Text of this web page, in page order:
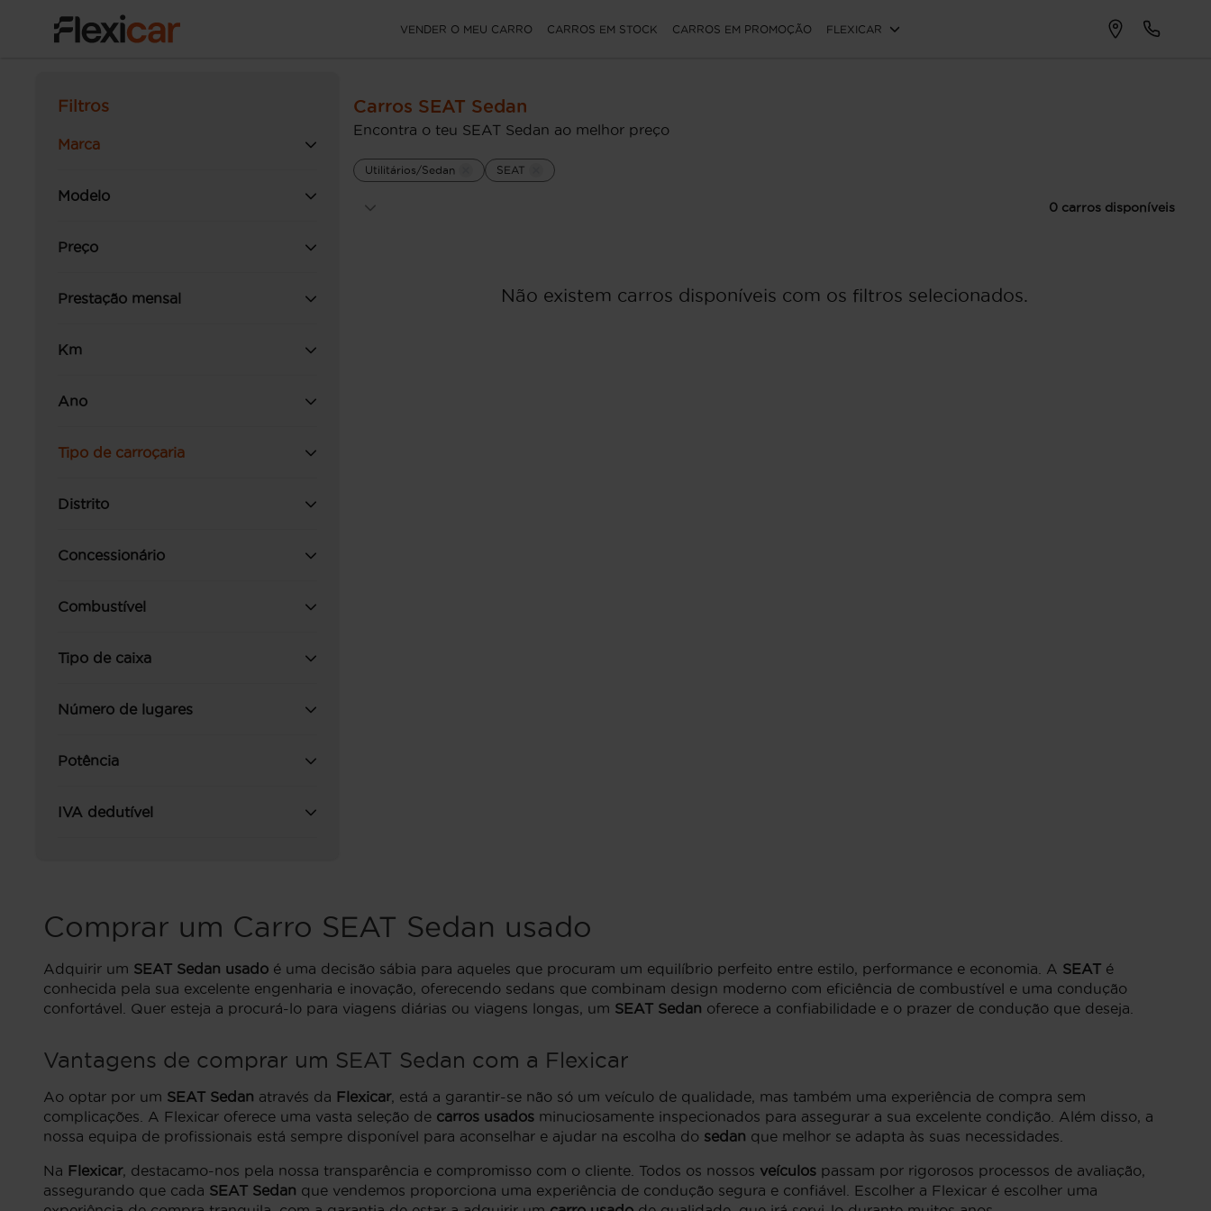
VENDER O MEU CARRO CARROS EM STOCK CARROS EM PROMOÇÃO FLEXICAR
Filtros
Marca
Modelo
Preço
Prestação mensal
Km
Ano
Tipo de carroçaria
Distrito
Concessionário
Combustível
Tipo de caixa
Número de lugares
Potência
IVA dedutível
Carros SEAT Sedan
Encontra o teu SEAT Sedan ao melhor preço
Utilitários/Sedan SEAT
0 carros disponíveis
Não existem carros disponíveis com os filtros selecionados.
Comprar um Carro SEAT Sedan usado
Adquirir um SEAT Sedan usado é uma decisão sábia para aqueles que procuram um equilíbrio perfeito entre estilo, performance e economia. A SEAT é
conhecida pela sua excelente engenharia e inovação, oferecendo sedans que combinam design moderno com eficiência de combustível e uma condução
confortável. Quer esteja a procurá-lo para viagens diárias ou viagens longas, um SEAT Sedan oferece a confiabilidade e o prazer de condução que deseja.
Vantagens de comprar um SEAT Sedan com a Flexicar
Ao optar por um SEAT Sedan através da Flexicar, está a garantir-se não só um veículo de qualidade, mas também uma experiência de compra sem
complicações. A Flexicar oferece uma vasta seleção de carros usados minuciosamente inspecionados para assegurar a sua excelente condição. Além disso, a
nossa equipa de profissionais está sempre disponível para aconselhar e ajudar na escolha do sedan que melhor se adapta às suas necessidades.
Na Flexicar, destacamo-nos pela nossa transparência e compromisso com o cliente. Todos os nossos veículos passam por rigorosos processos de avaliação,
assegurando que cada SEAT Sedan que vendemos proporciona uma experiência de condução segura e confiável. Escolher a Flexicar é escolher uma